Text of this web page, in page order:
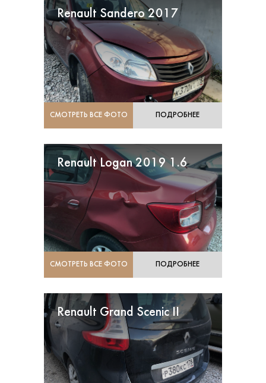
Renault Sandero 2017
СМОТРЕТЬ ВСЕ ФОТО ПОДРОБНЕЕ
Renault Logan 2019 1.6
СМОТРЕТЬ ВСЕ ФОТО ПОДРОБНЕЕ
Renault Grand Scenic II